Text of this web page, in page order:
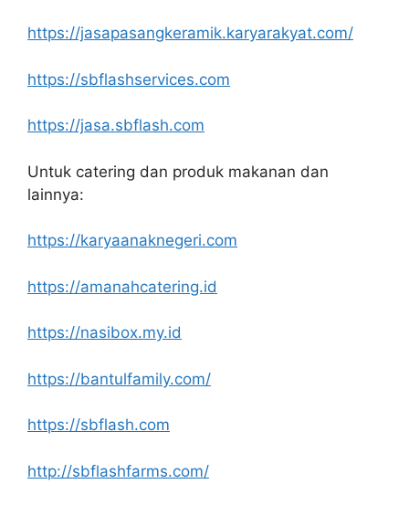
https://jasapasangkeramik.karyarakyat.com/
https://sbflashservices.com
https://jasa.sbflash.com
Untuk catering dan produk makanan dan
lainnya:
https://karyaanaknegeri.com
https://amanahcatering.id
https://nasibox.my.id
https://bantulfamily.com/
https://sbflash.com
http://sbflashfarms.com/